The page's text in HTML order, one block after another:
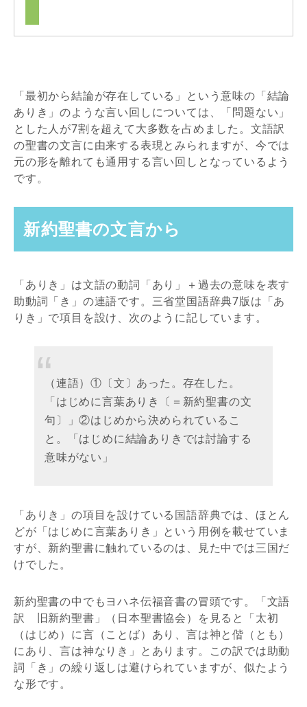
「最初から結論が存在している」という意味の「結論
ありき」のような言い回しについては、「問題ない」
とした人が7割を超えて大多数を占めました。文語訳
の聖書の文言に由来する表現とみられますが、今では
元の形を離れても通用する言い回しとなっているよう
です。
新約聖書の文言から
「ありき」は文語の動詞「あり」＋過去の意味を表す
助動詞「き」の連語です。三省堂国語辞典7版は「あ
りき」で項目を設け、次のように記しています。
（連語）①〔文〕あった。存在した。
「はじめに言葉ありき〔＝新約聖書の文
句〕」②はじめから決められているこ
と。「はじめに結論ありきでは討論する
意味がない」
「ありき」の項目を設けている国語辞典では、ほとん
どが「はじめに言葉ありき」という用例を載せていま
すが、新約聖書に触れているのは、見た中では三国だ
けでした。
新約聖書の中でもヨハネ伝福音書の冒頭です。「文語
訳 旧新約聖書」（日本聖書協会）を見ると「太初
（はじめ）に言（ことば）あり、言は神と偕（とも）
にあり、言は神なりき」とあります。この訳では助動
詞「き」の繰り返しは避けられていますが、似たよう
な形です。